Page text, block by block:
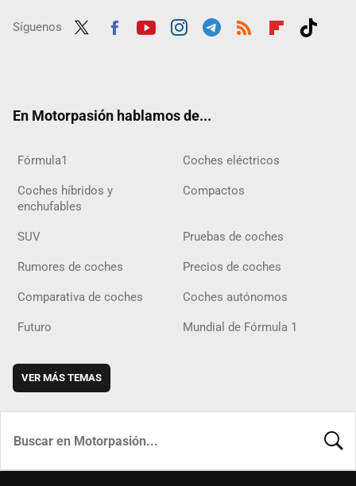
Síguenos
En Motorpasión hablamos de...
Fórmula1 Coches eléctricos
Coches híbridos y
enchufables
Compactos
SUV Pruebas de coches
Rumores de coches Precios de coches
Comparativa de coches Coches autónomos
Futuro Mundial de Fórmula 1
VER MÁS TEMAS